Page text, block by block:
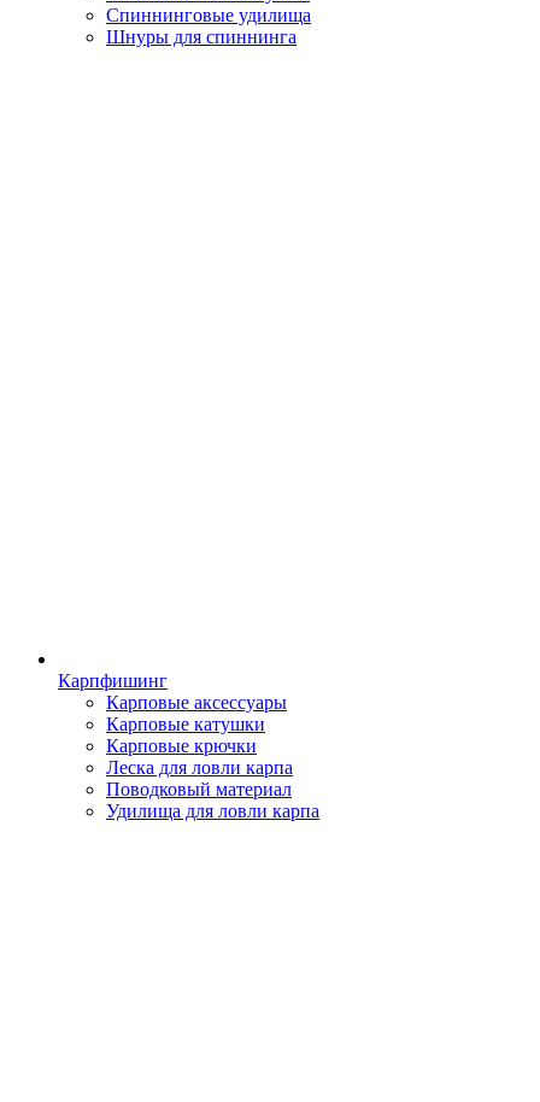
Спиннинговые удилища
Шнуры для спиннинга
Карпфишинг
Карповые аксессуары
Карповые катушки
Карповые крючки
Леска для ловли карпа
Поводковый материал
Удилища для ловли карпа